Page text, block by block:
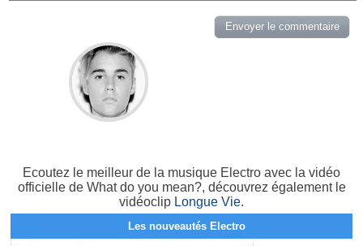
Ecoutez le meilleur de la musique Electro avec la vidéo
officielle de What do you mean?, découvrez également le
vidéoclip Longue Vie.
Les nouveautés Electro